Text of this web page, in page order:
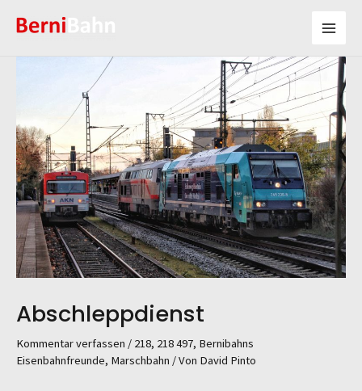
Abschleppdienst
Kommentar verfassen / 218, 218 497, Bernibahns
Eisenbahnfreunde, Marschbahn / Von David Pinto